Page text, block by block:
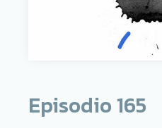
Episodio 165